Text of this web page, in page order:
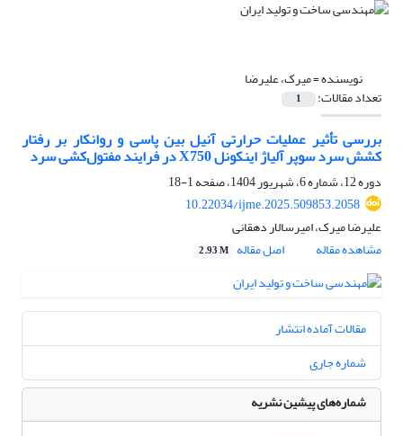
نویسنده =میرک، علیرضا
تعداد مقالات: 1
بررسی تأثیر عملیات حرارتی آنیل بین پاسی و روانکار بر رفتار
کشش سرد سوپر آلیاژ اینکونل X750 در فرایند مفتول‌کشی سرد
دوره 12، شماره 6، شهریور 1404، صفحه
1-18
10.22034/ijme.2025.509853.2058
علیرضا میرک، امیرسالار دهقانی
مشاهده مقاله
اصل مقاله 2.93 M
مقالات آماده انتشار
شماره جاری
شماره‌های پیشین نشریه